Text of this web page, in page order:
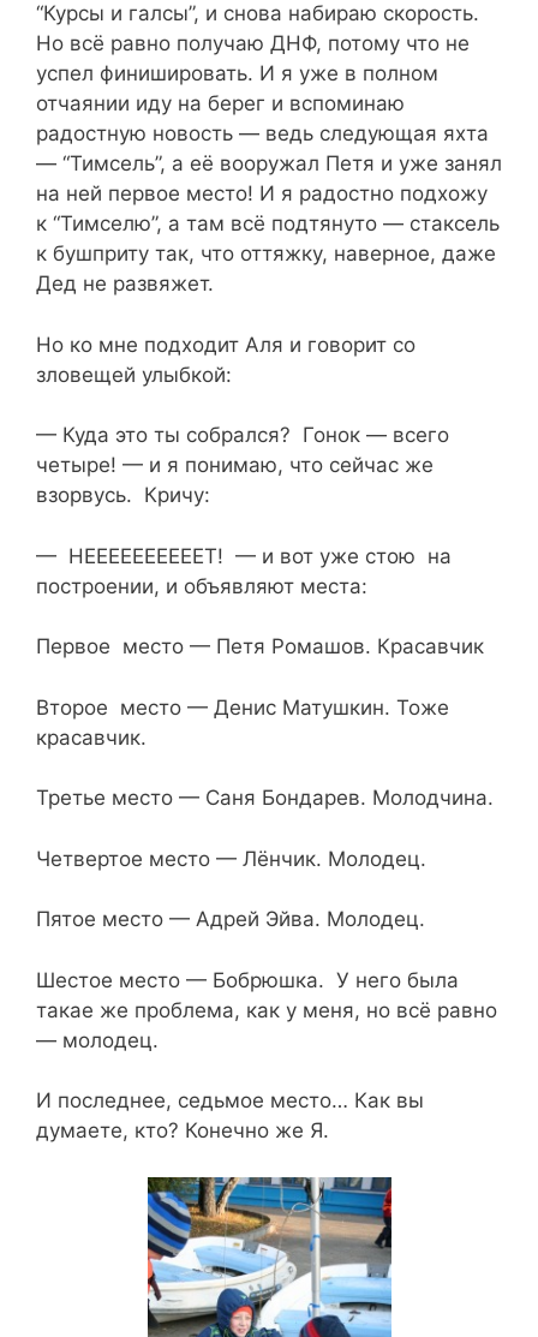
“Курсы и галсы”, и снова набираю скорость.
Но всё равно получаю ДНФ, потому что не
успел финишировать. И я уже в полном
отчаянии иду на берег и вспоминаю
радостную новость — ведь следующая яхта
— “Тимсель”, а её вооружал Петя и уже занял
на ней первое место! И я радостно подхожу
к “Тимселю”, а там всё подтянуто — стаксель
к бушприту так, что оттяжку, наверное, даже
Дед не развяжет.
Но ко мне подходит Аля и говорит со
зловещей улыбкой:
— Куда это ты собрался? Гонок — всего
четыре! — и я понимаю, что сейчас же
взорвусь. Кричу:
— НЕЕЕЕЕЕЕЕЕЕТ! — и вот уже стою на
построении, и объявляют места:
Первое место — Петя Ромашов. Красавчик
Второе место — Денис Матушкин. Тоже
красавчик.
Третье место — Саня Бондарев. Молодчина.
Четвертое место — Лёнчик. Молодец.
Пятое место — Адрей Эйва. Молодец.
Шестое место — Бобрюшка. У него была
такае же проблема, как у меня, но всё равно
— молодец.
И последнее, седьмое место… Как вы
думаете, кто? Конечно же Я.